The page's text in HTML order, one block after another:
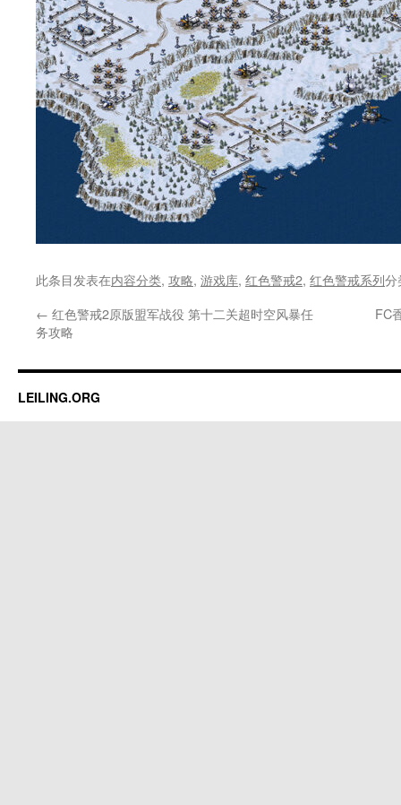
此条目发表在内容分类, 攻略, 游戏库, 红色警戒2, 红色警戒系列分
← 红色警戒2原版盟军战役 第十二关超时空风暴任
务攻略
FC
LEILING.ORG